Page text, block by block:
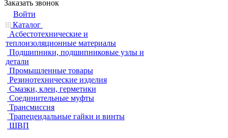
Заказать звонок
Войти
Каталог
Асбестотехнические и
теплоизоляционные материалы
Подшипники, подшипниковые узлы и
детали
Промышленные товары
Резинотехнические изделия
Смазки, клеи, герметики
Соединительные муфты
Трансмиссия
Трапецеидальные гайки и винты
ШВП